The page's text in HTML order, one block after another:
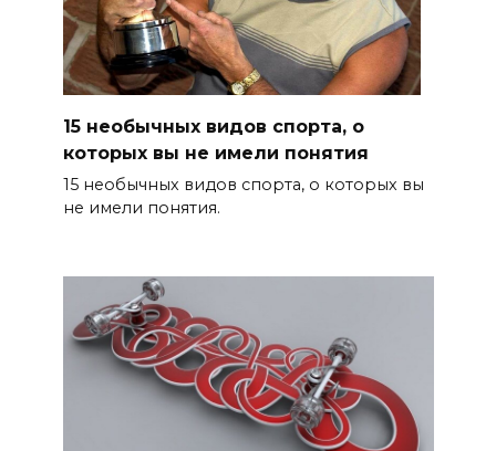
15 необычных видов спорта, о
которых вы не имели понятия
15 необычных видов спорта, о которых вы
не имели понятия.